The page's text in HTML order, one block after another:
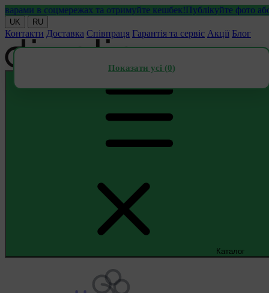
в соцмережах та отримуйте кешбек!Публікуйте фото або
UK RU
Контакти Доставка Співпраця Гарантія та сервіс Акції Блог
Каталог
Показати усі (0)